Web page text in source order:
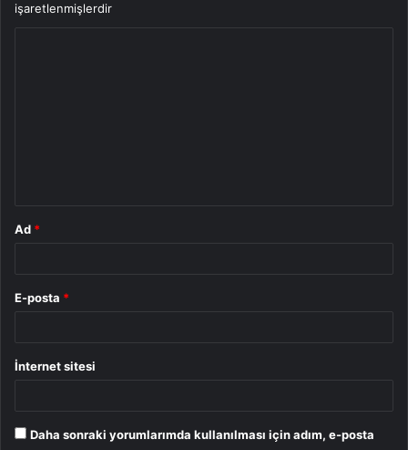
işaretlenmişlerdir
Ad *
E-posta *
İnternet sitesi
Daha sonraki yorumlarımda kullanılması için adım, e-posta